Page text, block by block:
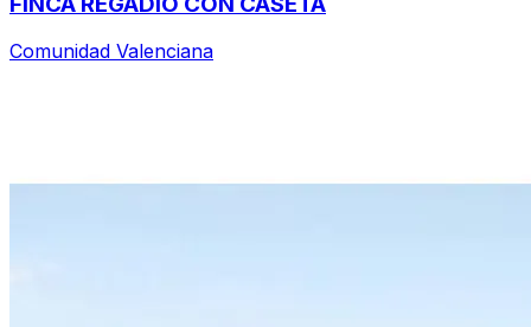
Comunidad Valenciana